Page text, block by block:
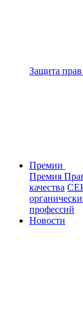
Защита
Премии
Премия
качества
профессий
Новости